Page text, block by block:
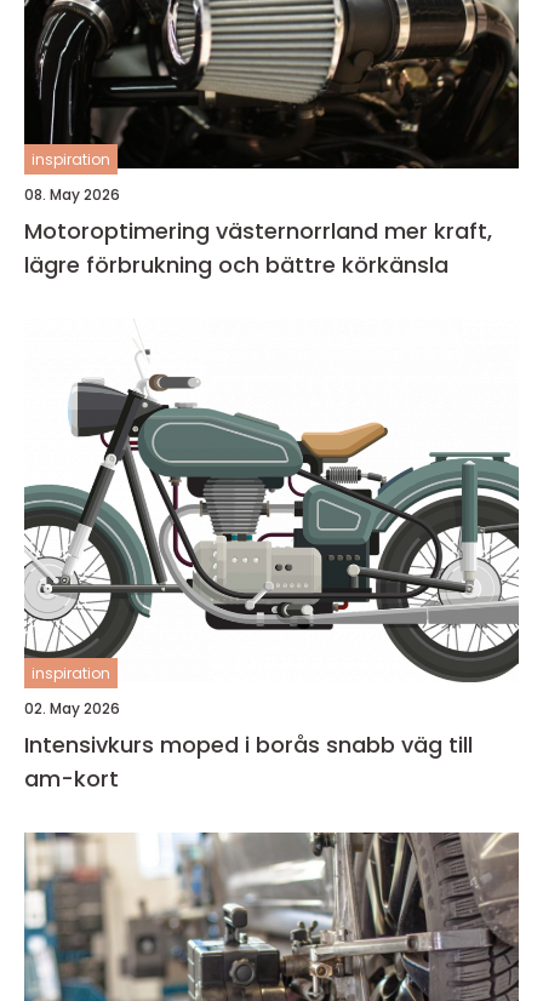
inspiration
08. May 2026
Motoroptimering västernorrland mer kraft,
lägre förbrukning och bättre körkänsla
inspiration
02. May 2026
Intensivkurs moped i borås snabb väg till
am-kort